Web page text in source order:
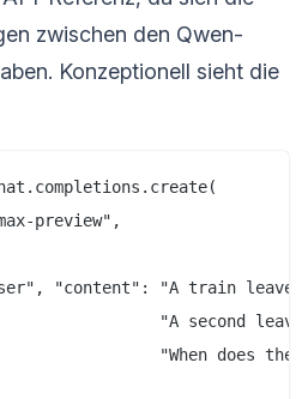
zwischen den Qwen-
Konzeptionell sieht die
preview",
"content": "A train
"A second
"When does the